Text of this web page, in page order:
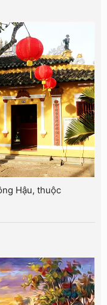
Hậu, thuộc